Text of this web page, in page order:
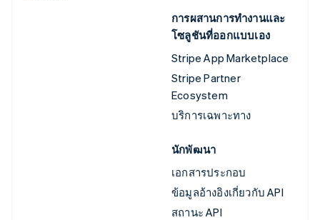
การผสานการทำงานและ
โซลูชันที่ออกแบบเอง
Stripe App Marketplace
Stripe Partner
Ecosystem
บริการเฉพาะทาง
นักพัฒนา
เอกสารประกอบ
ข้อมูลอ้างอิงเกี่ยวกับ API
สถานะ API